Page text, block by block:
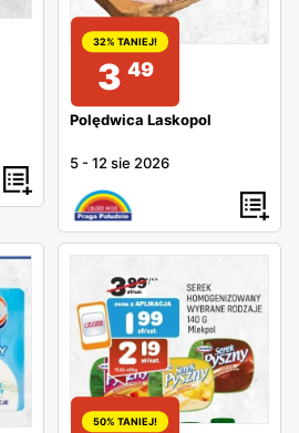
32% TANIEJ!
3 49
Polędwica Laskopol
5 -12 sie 2026
50% TANIEJ!